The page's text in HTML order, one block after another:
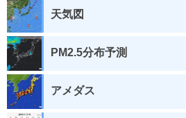
天気図
PM2.5分布予測
アメダス